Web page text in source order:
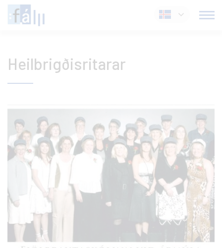
Fara
í
Íslenska
Heilbrigðisritarar